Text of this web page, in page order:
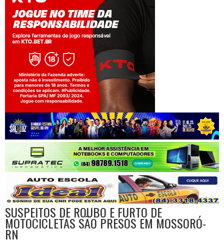
Jogue com responsabilidade. 18+
SUSPEITOS DE ROUBO E FURTO DE
MOTOCICLETAS SÃO PRESOS EM MOSSORÓ-
RN